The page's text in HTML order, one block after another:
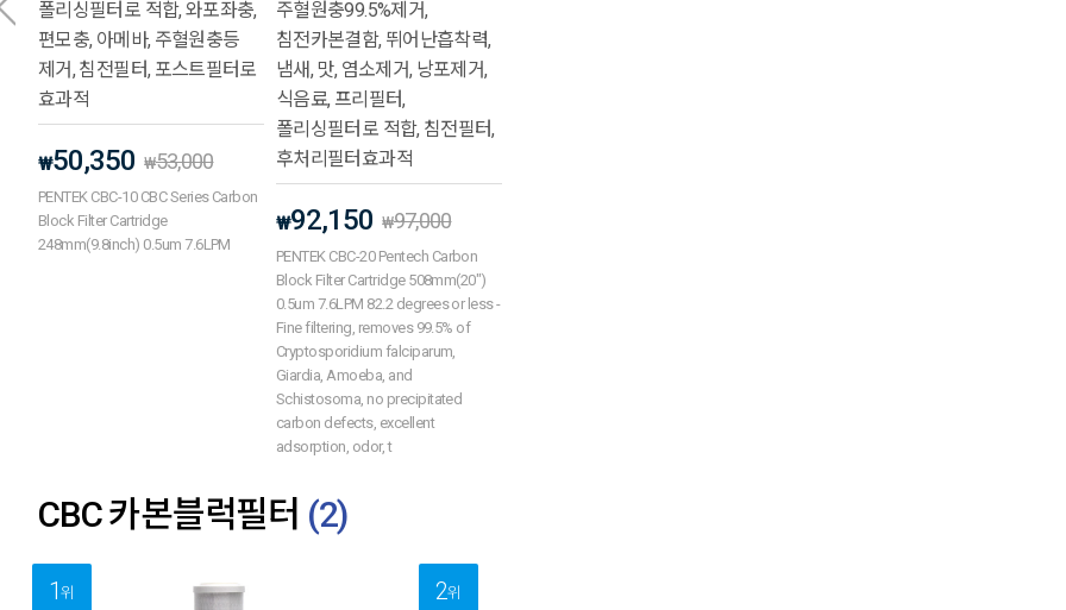
폴리싱필터로 적합, 와포좌충,
편모충, 아메바, 주혈원충등
제거, 침전필터, 포스트필터로
효과적
₩50,350 ₩53,000
PENTEK CBC-10 CBC Series Carbon
Block Filter Cartridge
248mm(9.8inch) 0.5um 7.6LPM
주혈원충99.5%제거,
침전카본결함, 뛰어난흡착력,
냄새, 맛, 염소제거, 낭포제거,
식음료, 프리필터,
폴리싱필터로 적합, 침전필터,
후처리필터효과적
₩92,150 ₩97,000
PENTEK CBC-20 Pentech Carbon
Block Filter Cartridge 508mm(20")
0.5um 7.6LPM 82.2 degrees or less -
Fine filtering, removes 99.5% of
Cryptosporidium falciparum,
Giardia, Amoeba, and
Schistosoma, no precipitated
carbon defects, excellent
adsorption, odor, t
CBC 카본블럭필터 (2)
1위 2위